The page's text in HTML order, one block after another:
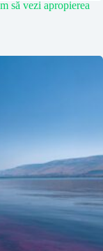
să vezi apropierea